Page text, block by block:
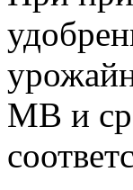
МВ и